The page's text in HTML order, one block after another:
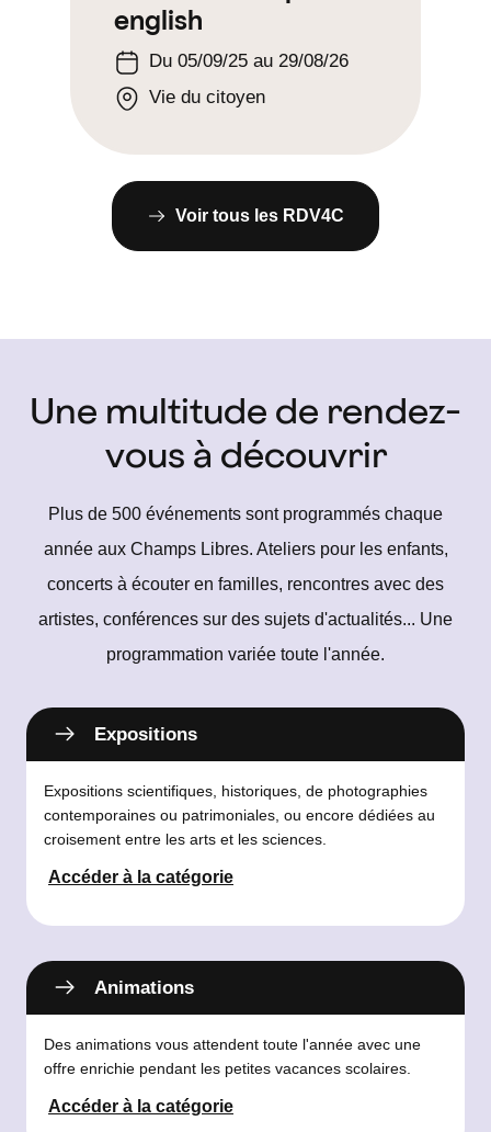
english
Du 05/09/25 au 29/08/26
Vie du citoyen
Voir tous les RDV4C
Une multitude de rendez-
vous à découvrir
Plus de 500 événements sont programmés chaque
année aux Champs Libres. Ateliers pour les enfants,
concerts à écouter en familles, rencontres avec des
artistes, conférences sur des sujets d'actualités... Une
programmation variée toute l'année.
Expositions
Expositions scientifiques, historiques, de photographies
contemporaines ou patrimoniales, ou encore dédiées au
croisement entre les arts et les sciences.
Accéder à la catégorie
Animations
Des animations vous attendent toute l'année avec une
offre enrichie pendant les petites vacances scolaires.
Accéder à la catégorie